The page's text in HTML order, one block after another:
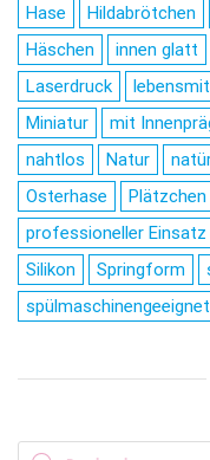
Hase
Hildabrötchen
Häschen
innen glatt
Laserdruck
Miniatur
mit
nahtlos
Natur
Osterhase
professioneller Einsatz
Silikon
Springform
spülmaschinengeeignet
Products search